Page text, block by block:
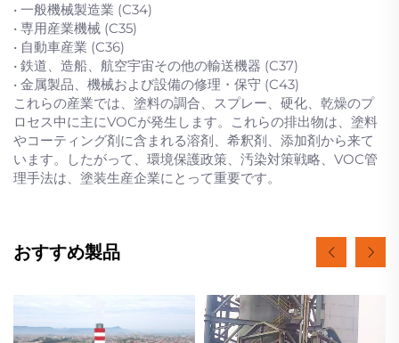
• 一般機械製造業 (C34)
• 専用産業機械 (C35)
• 自動車産業 (C36)
• 鉄道、造船、航空宇宙その他の輸送機器 (C37)
• 金属製品、機械および設備の修理・保守 (C43)
これらの産業では、塗料の調合、スプレー、硬化、乾燥のプ
ロセス中に主にVOCが発生します。これらの排出物は、塗料
やコーティング剤に含まれる溶剤、希釈剤、添加剤から来て
います。したがって、環境保護政策、汚染対策戦略、VOC管
理手法は、塗装生産企業にとって重要です。
おすすめ製品